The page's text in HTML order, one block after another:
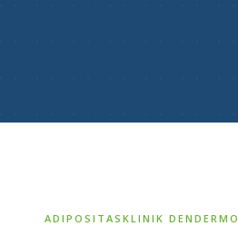
ADIPOSITASKLINIK